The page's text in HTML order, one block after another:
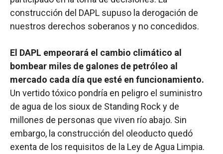
construcción del DAPL supuso la derogación de
nuestros derechos soberanos y no concedidos.
El DAPL empeorará el cambio climático al
bombear miles de galones de petróleo al
mercado cada día que esté en funcionamiento.
Un vertido tóxico pondría en peligro el suministro
de agua de los sioux de Standing Rock y de
millones de personas que viven río abajo. Sin
embargo, la construcción del oleoducto quedó
exenta de los requisitos de la Ley de Agua Limpia.